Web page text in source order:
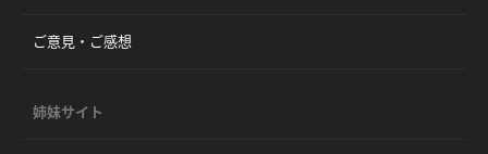
ご意見・ご感想
姉妹サイト